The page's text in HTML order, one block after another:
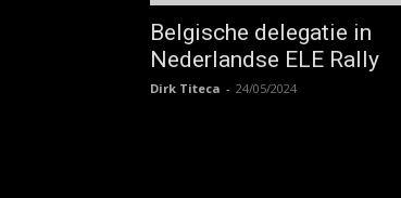
Belgische delegatie in
Nederlandse ELE Rally
Dirk Titeca - 24/05/2024